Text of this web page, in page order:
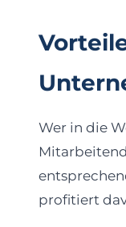
Wer in die
profitiert